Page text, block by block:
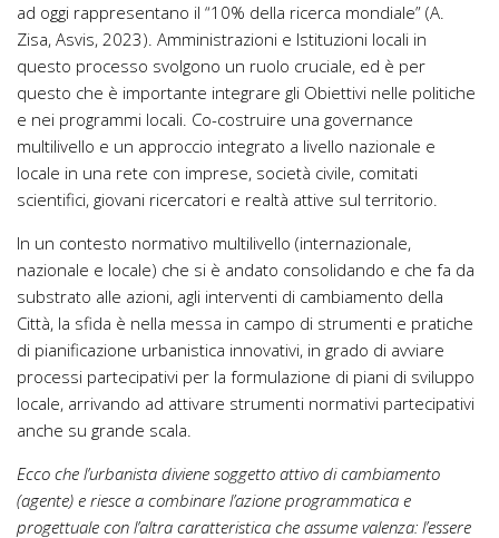
ad oggi rappresentano il “10% della ricerca mondiale” (A.
Zisa, Asvis, 2023). Amministrazioni e Istituzioni locali in
questo processo svolgono un ruolo cruciale, ed è per
questo che è importante integrare gli Obiettivi nelle politiche
e nei programmi locali. Co-costruire una governance
multilivello e un approccio integrato a livello nazionale e
locale in una rete con imprese, società civile, comitati
scientifici, giovani ricercatori e realtà attive sul territorio.
In un contesto normativo multilivello (internazionale,
nazionale e locale) che si è andato consolidando e che fa da
substrato alle azioni, agli interventi di cambiamento della
Città, la sfida è nella messa in campo di strumenti e pratiche
di pianificazione urbanistica innovativi, in grado di avviare
processi partecipativi per la formulazione di piani di sviluppo
locale, arrivando ad attivare strumenti normativi partecipativi
anche su grande scala.
Ecco che l’urbanista diviene soggetto attivo di cambiamento
(agente) e riesce a combinare l’azione programmatica e
progettuale con l’altra caratteristica che assume valenza: l’essere